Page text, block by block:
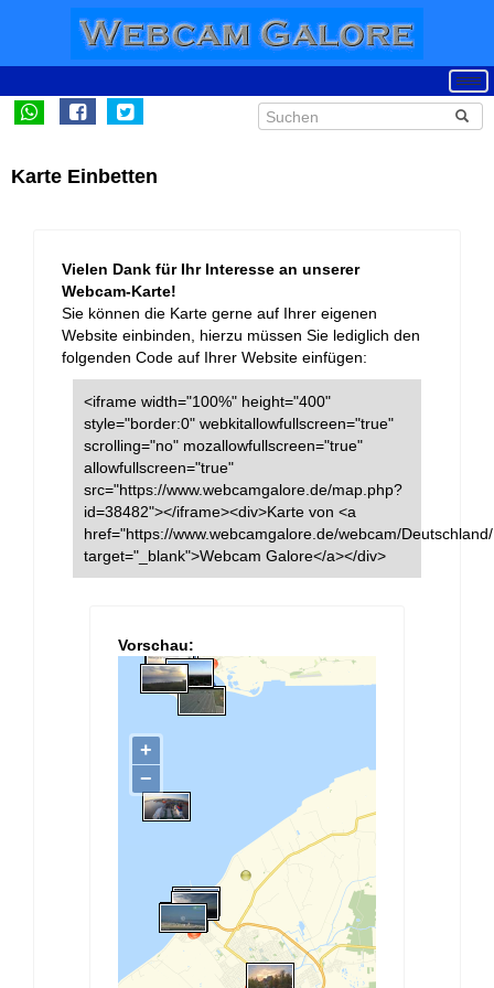
Karte Einbetten
Vielen Dank für Ihr Interesse an unserer
Webcam-Karte!
Sie können die Karte gerne auf Ihrer eigenen
Website einbinden, hierzu müssen Sie lediglich den
folgenden Code auf Ihrer Website einfügen:
<iframe width="100%" height="400"
style="border:0" webkitallowfullscreen="true"
scrolling="no" mozallowfullscreen="true"
allowfullscreen="true"
src="https://www.webcamgalore.de/map.php?
id=38482"></iframe><div>Karte von <a
href="https://www.webcamgalore.de/webcam/
target="_blank">Webcam Galore</a></div>
Vorschau: